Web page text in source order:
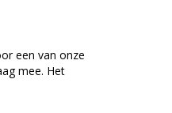
een van onze
mee. Het